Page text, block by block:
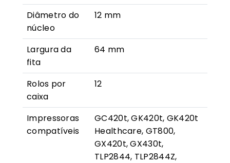
Diâmetro do
núcleo
12 mm
Largura da
fita
64 mm
Rolos por
caixa
12
Impressoras
compatíveis
GC420t, GK420t, GK420t
Healthcare, GT800,
GX420t, GX430t,
TLP2844, TLP2844Z,